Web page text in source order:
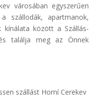
városában egyszerűen
szállodák, apartmanok,
kínálata között a Szállás-
találja meg az Önnek
szállást Horní Cerekev